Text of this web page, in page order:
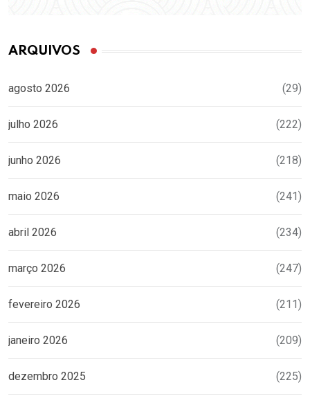
ARQUIVOS
agosto 2026 (29)
julho 2026 (222)
junho 2026 (218)
maio 2026 (241)
abril 2026 (234)
março 2026 (247)
fevereiro 2026 (211)
janeiro 2026 (209)
dezembro 2025 (225)